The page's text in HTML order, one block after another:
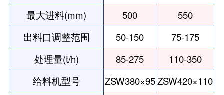
最大进料(mm)
500
550
出料口调整范围
50-150
75-175
处理量(t/h)
85-275
110-350
给料机型号
ZSW380×95ZSW420×110